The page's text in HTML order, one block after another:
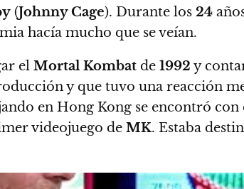
(Johnny Cage). Durante los 24
hacía mucho que se veían.
el Mortal Kombat de 1992 y
y que tuvo una reacción
en Hong Kong se encontró
videojuego de MK. Estaba